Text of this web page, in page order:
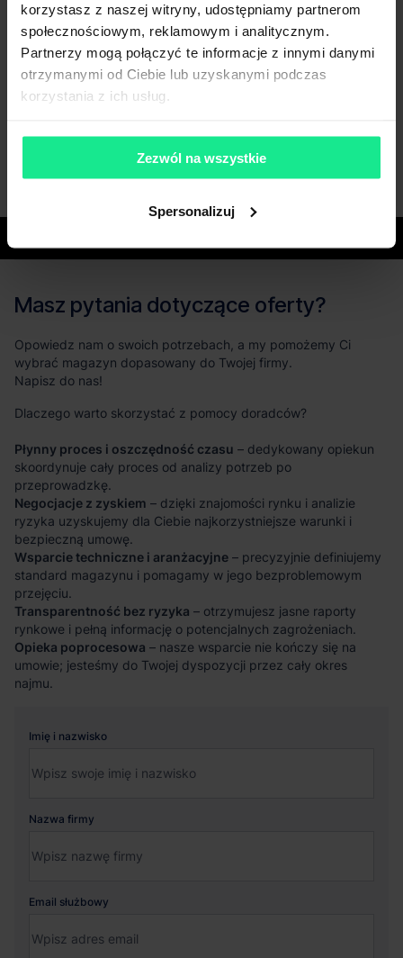
korzystasz z naszej witryny, udostępniamy partnerom
społecznościowym, reklamowym i analitycznym.
Partnerzy mogą połączyć te informacje z innymi danymi
otrzymanymi od Ciebie lub uzyskanymi podczas
korzystania z ich usług.
Zezwól na wszystkie
Spersonalizuj
Masz pytania dotyczące oferty?
Opowiedz nam o swoich potrzebach, a my pomożemy Ci
wybrać magazyn dopasowany do Twojej firmy.
Napisz do nas!
Dlaczego warto skorzystać z pomocy doradców?
Płynny proces i oszczędność czasu – dedykowany opiekun
skoordynuje cały proces od analizy potrzeb po
przeprowadzkę.
Negocjacje z zyskiem – dzięki znajomości rynku i analizie
ryzyka uzyskujemy dla Ciebie najkorzystniejsze warunki i
bezpieczną umowę.
Wsparcie techniczne i aranżacyjne – precyzyjnie definiujemy
standard magazynu i pomagamy w jego bezproblemowym
przejęciu.
Transparentność bez ryzyka – otrzymujesz jasne raporty
rynkowe i pełną informację o potencjalnych zagrożeniach.
Opieka poprocesowa – nasze wsparcie nie kończy się na
umowie; jesteśmy do Twojej dyspozycji przez cały okres
najmu.
Imię i nazwisko
Nazwa firmy
Email służbowy